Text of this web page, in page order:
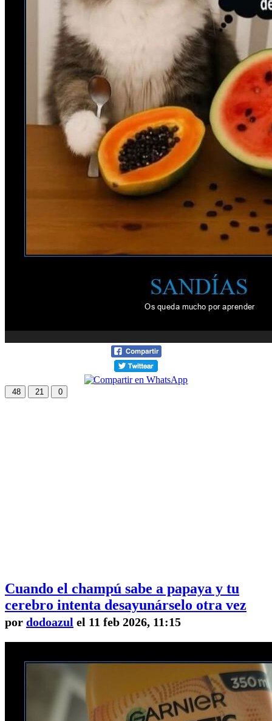
48 21 0
Cuando el champú sabe a papaya y tu
cerebro intenta desayunárselo otra vez
por dodoazul el 11 feb 2026, 11:15